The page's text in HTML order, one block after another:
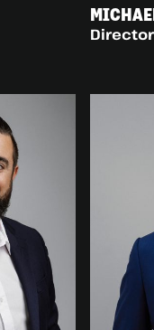
Director